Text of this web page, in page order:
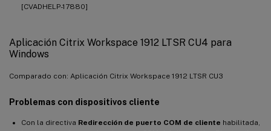
[CVADHELP-17880]
Aplicación Citrix Workspace 1912 LTSR CU4 para
Windows
Comparado con: Aplicación Citrix Workspace 1912 LTSR CU3
Problemas con dispositivos cliente
Con la directiva Redirección de puerto COM de cliente habilitada,